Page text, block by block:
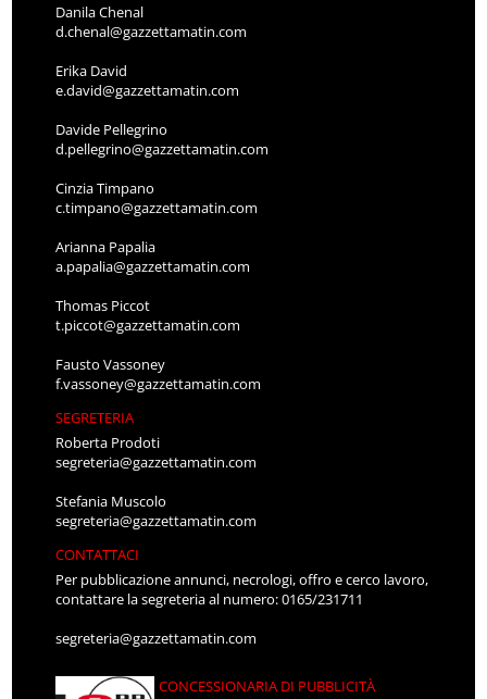
Danila Chenal
d.chenal@gazzettamatin.com
Erika David
e.david@gazzettamatin.com
Davide Pellegrino
d.pellegrino@gazzettamatin.com
Cinzia Timpano
c.timpano@gazzettamatin.com
Arianna Papalia
a.papalia@gazzettamatin.com
Thomas Piccot
t.piccot@gazzettamatin.com
Fausto Vassoney
f.vassoney@gazzettamatin.com
SEGRETERIA
Roberta Prodoti
segreteria@gazzettamatin.com
Stefania Muscolo
segreteria@gazzettamatin.com
CONTATTACI
Per pubblicazione annunci, necrologi, offro e cerco lavoro,
contattare la segreteria al numero: 0165/231711
segreteria@gazzettamatin.com
CONCESSIONARIA DI PUBBLICITÀ